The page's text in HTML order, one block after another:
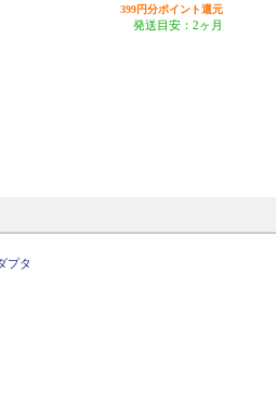
399円分ポイント還元
発送目安：2ヶ月
プタ